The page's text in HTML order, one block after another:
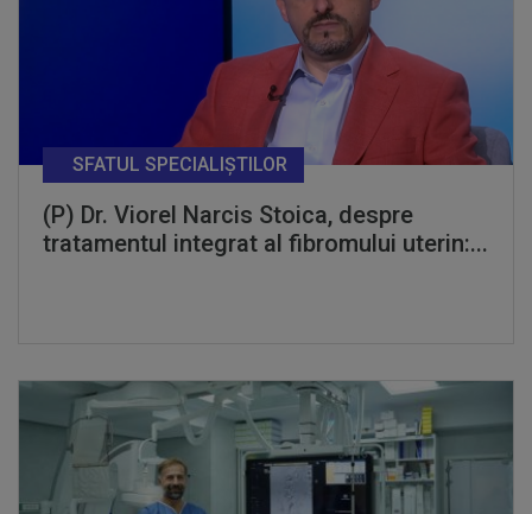
(P) Dr. Viorel Narcis Stoica, despre
tratamentul integrat al fibromului uterin:...
SFATUL SPECIALIȘTILOR